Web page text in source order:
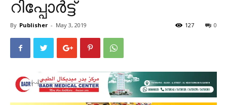
റിപ്പോർട്ട്
By Publisher - May 3, 2019 0
127